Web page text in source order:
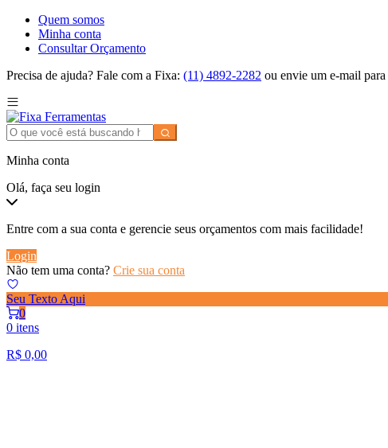
Quem somos
Minha conta
Consultar Orçamento
Precisa de ajuda? Fale com a Fixa: (11) 4892-2282 ou envie um e-mail para
Minha conta
Olá, faça seu login
Entre com a sua conta e gerencie seus orçamentos com mais facilidade!
Login
Não tem uma conta? Crie sua conta
Seu Texto Aqui
0
0 itens
R$ 0,00